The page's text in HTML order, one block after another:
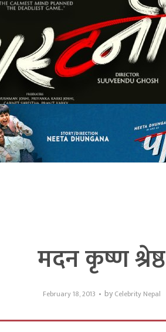
मदन कृष्ण श्रेष्ठ
February 18, 2013 by Celebrity Nepal